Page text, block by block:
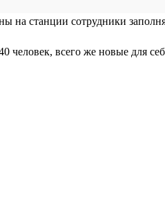
на станции сотрудники
человек, всего же новые для